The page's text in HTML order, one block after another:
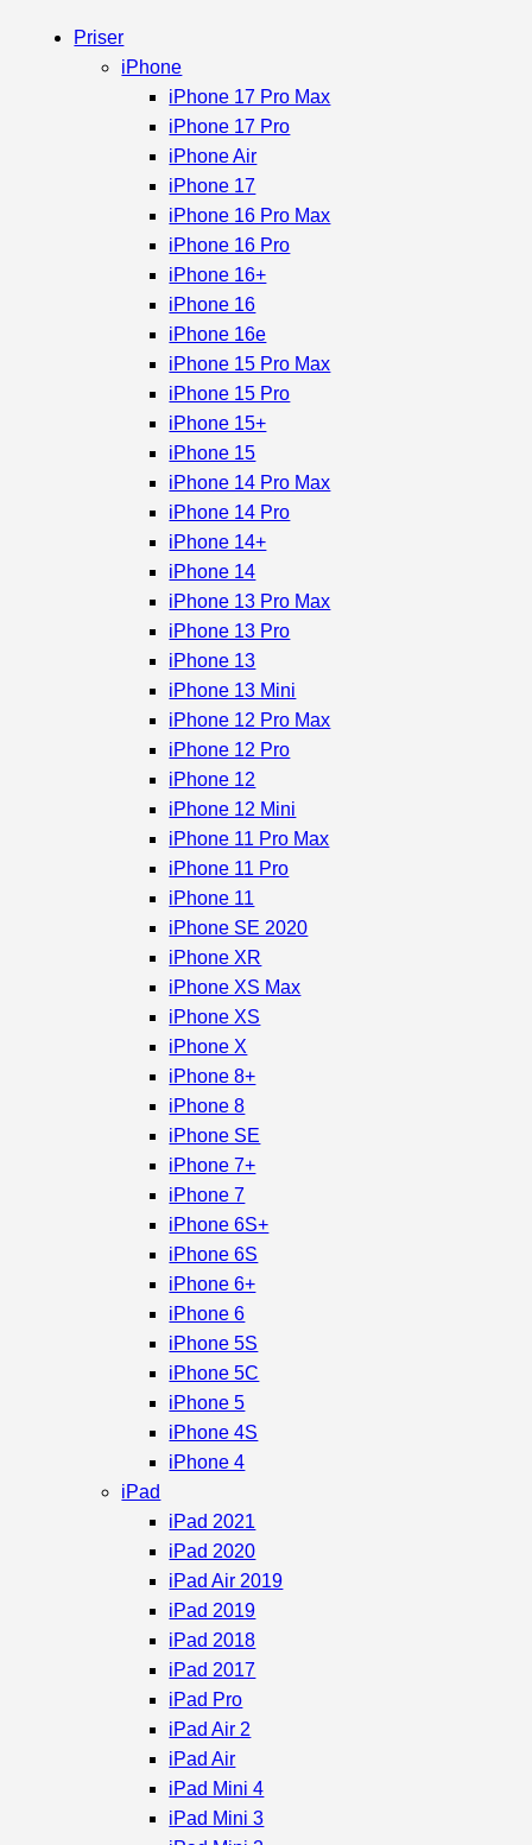
Priser
iPhone
iPhone 17 Pro Max
iPhone 17 Pro
iPhone Air
iPhone 17
iPhone 16 Pro Max
iPhone 16 Pro
iPhone 16+
iPhone 16
iPhone 16e
iPhone 15 Pro Max
iPhone 15 Pro
iPhone 15+
iPhone 15
iPhone 14 Pro Max
iPhone 14 Pro
iPhone 14+
iPhone 14
iPhone 13 Pro Max
iPhone 13 Pro
iPhone 13
iPhone 13 Mini
iPhone 12 Pro Max
iPhone 12 Pro
iPhone 12
iPhone 12 Mini
iPhone 11 Pro Max
iPhone 11 Pro
iPhone 11
iPhone SE 2020
iPhone XR
iPhone XS Max
iPhone XS
iPhone X
iPhone 8+
iPhone 8
iPhone SE
iPhone 7+
iPhone 7
iPhone 6S+
iPhone 6S
iPhone 6+
iPhone 6
iPhone 5S
iPhone 5C
iPhone 5
iPhone 4S
iPhone 4
iPad
iPad 2021
iPad 2020
iPad Air 2019
iPad 2019
iPad 2018
iPad 2017
iPad Pro
iPad Air 2
iPad Air
iPad Mini 4
iPad Mini 3